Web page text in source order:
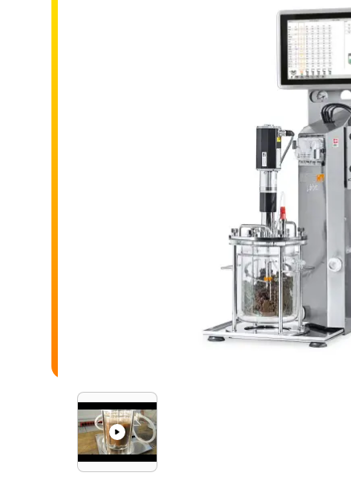
media/play